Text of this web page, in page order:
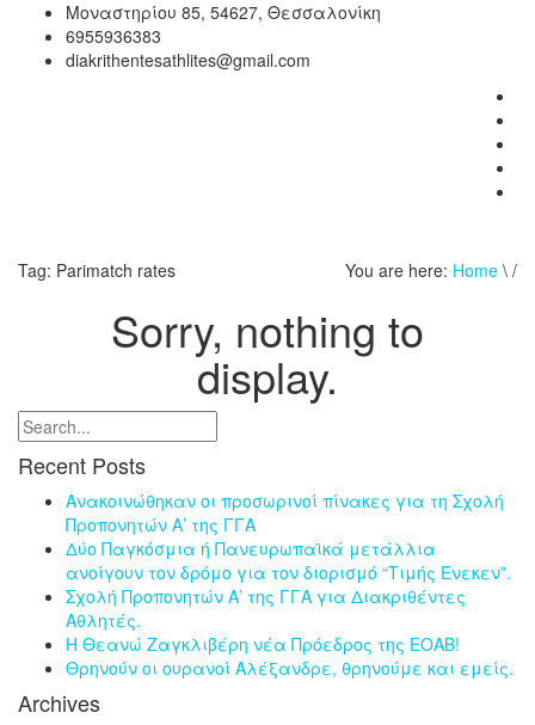
Μοναστηρίου 85, 54627, Θεσσαλονίκη
6955936383
diakrithentesathlites@gmail.com
Tag: Parimatch rates You are here: Home \ /
Sorry, nothing to
display.
Recent Posts
Ανακοινώθηκαν οι προσωρινοί πίνακες για τη Σχολή
Προπονητών Α’ της ΓΓΑ
Δύο Παγκόσμια ή Πανευρωπαϊκά μετάλλια
ανοίγουν τον δρόμο για τον διορισμό “Τιμής Ένεκεν”.
Σχολή Προπονητών Α’ της ΓΓΑ για Διακριθέντες
Αθλητές.
Η Θεανώ Ζαγκλιβέρη νέα Πρόεδρος της ΕΟΑΒ!
Θρηνούν οι ουρανοί Αλέξανδρε, θρηνούμε και εμείς.
Archives